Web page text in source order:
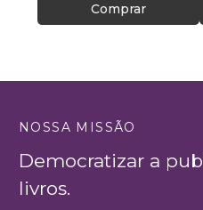
Comprar
NOSSA MISSÃO
Democratizar a
livros.